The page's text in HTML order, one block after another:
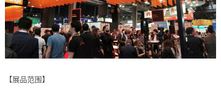
【展品范围】